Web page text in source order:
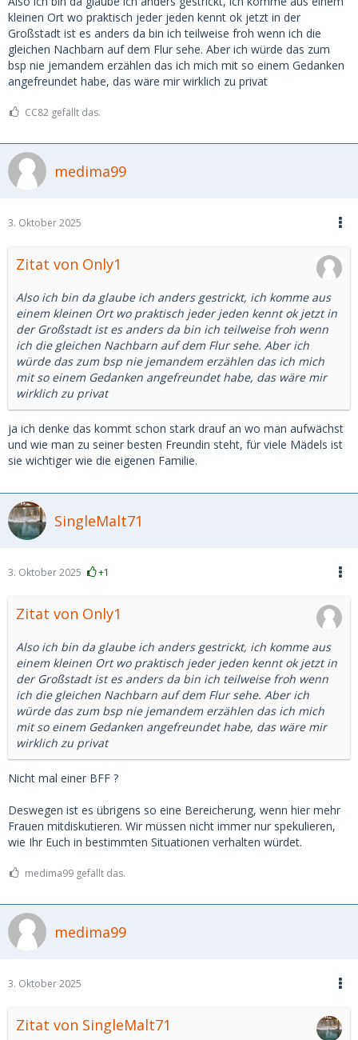
kleinen Ort wo praktisch jeder jeden kennt ok jetzt in der
Großstadt ist es anders da bin ich teilweise froh wenn ich die
gleichen Nachbarn auf dem Flur sehe. Aber ich würde das zum
bsp nie jemandem erzählen das ich mich mit so einem Gedanken
angefreundet habe, das wäre mir wirklich zu privat
CC82 gefällt das.
medima99
3. Oktober 2025
Zitat von Only1
Also ich bin da glaube ich anders gestrickt, ich komme aus
einem kleinen Ort wo praktisch jeder jeden kennt ok jetzt in
der Großstadt ist es anders da bin ich teilweise froh wenn
ich die gleichen Nachbarn auf dem Flur sehe. Aber ich
würde das zum bsp nie jemandem erzählen das ich mich
mit so einem Gedanken angefreundet habe, das wäre mir
wirklich zu privat
ja ich denke das kommt schon stark drauf an wo man aufwächst
und wie man zu seiner besten Freundin steht, für viele Mädels ist
sie wichtiger wie die eigenen Familie.
SingleMalt71
3. Oktober 2025 +1
Zitat von Only1
Also ich bin da glaube ich anders gestrickt, ich komme aus
einem kleinen Ort wo praktisch jeder jeden kennt ok jetzt in
der Großstadt ist es anders da bin ich teilweise froh wenn
ich die gleichen Nachbarn auf dem Flur sehe. Aber ich
würde das zum bsp nie jemandem erzählen das ich mich
mit so einem Gedanken angefreundet habe, das wäre mir
wirklich zu privat
Nicht mal einer BFF ?
Deswegen ist es übrigens so eine Bereicherung, wenn hier mehr
Frauen mitdiskutieren. Wir müssen nicht immer nur spekulieren,
wie Ihr Euch in bestimmten Situationen verhalten würdet.
medima99 gefällt das.
medima99
3. Oktober 2025
Zitat von SingleMalt71